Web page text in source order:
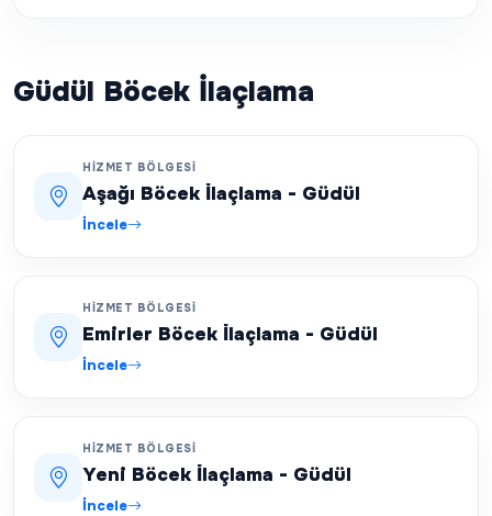
Güdül Böcek İlaçlama
HIZMET BÖLGESI
Aşağı Böcek İlaçlama - Güdül
İncele
HIZMET BÖLGESI
Emirler Böcek İlaçlama - Güdül
İncele
HIZMET BÖLGESI
Yeni Böcek İlaçlama - Güdül
İncele